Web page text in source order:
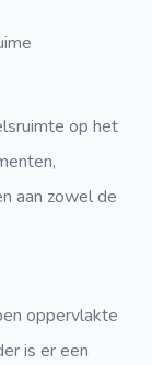
op het
aan zowel de
oppervlakte
is er een